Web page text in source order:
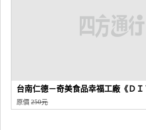
台南仁德－奇美食品幸福工廠《Ｄ
原價250元